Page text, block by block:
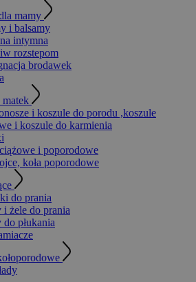
mamy
i balsamy
intymna
rozstepom
brodawek
i koszule do porodu ,koszule
i koszule do karmienia
i poporodowe
koła poporodowe
do prania
i żele do prania
do płukania